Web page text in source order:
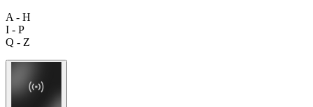
A - H
I - P
Q - Z